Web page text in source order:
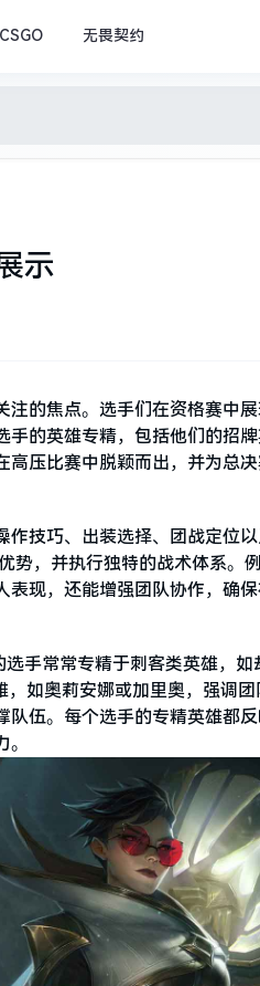
CSGO 无畏契约
示
的焦点。选手们在资格赛中
的英雄专精，包括他们的招
压比赛中脱颖而出，并为总决
技巧、出装选择、团战定位
势，并执行独特的战术体系。
现，还能增强团队协作，确保
手常常专精于刺客类英雄，
如奥莉安娜或加里奥，强调
伍。每个选手的专精英雄都